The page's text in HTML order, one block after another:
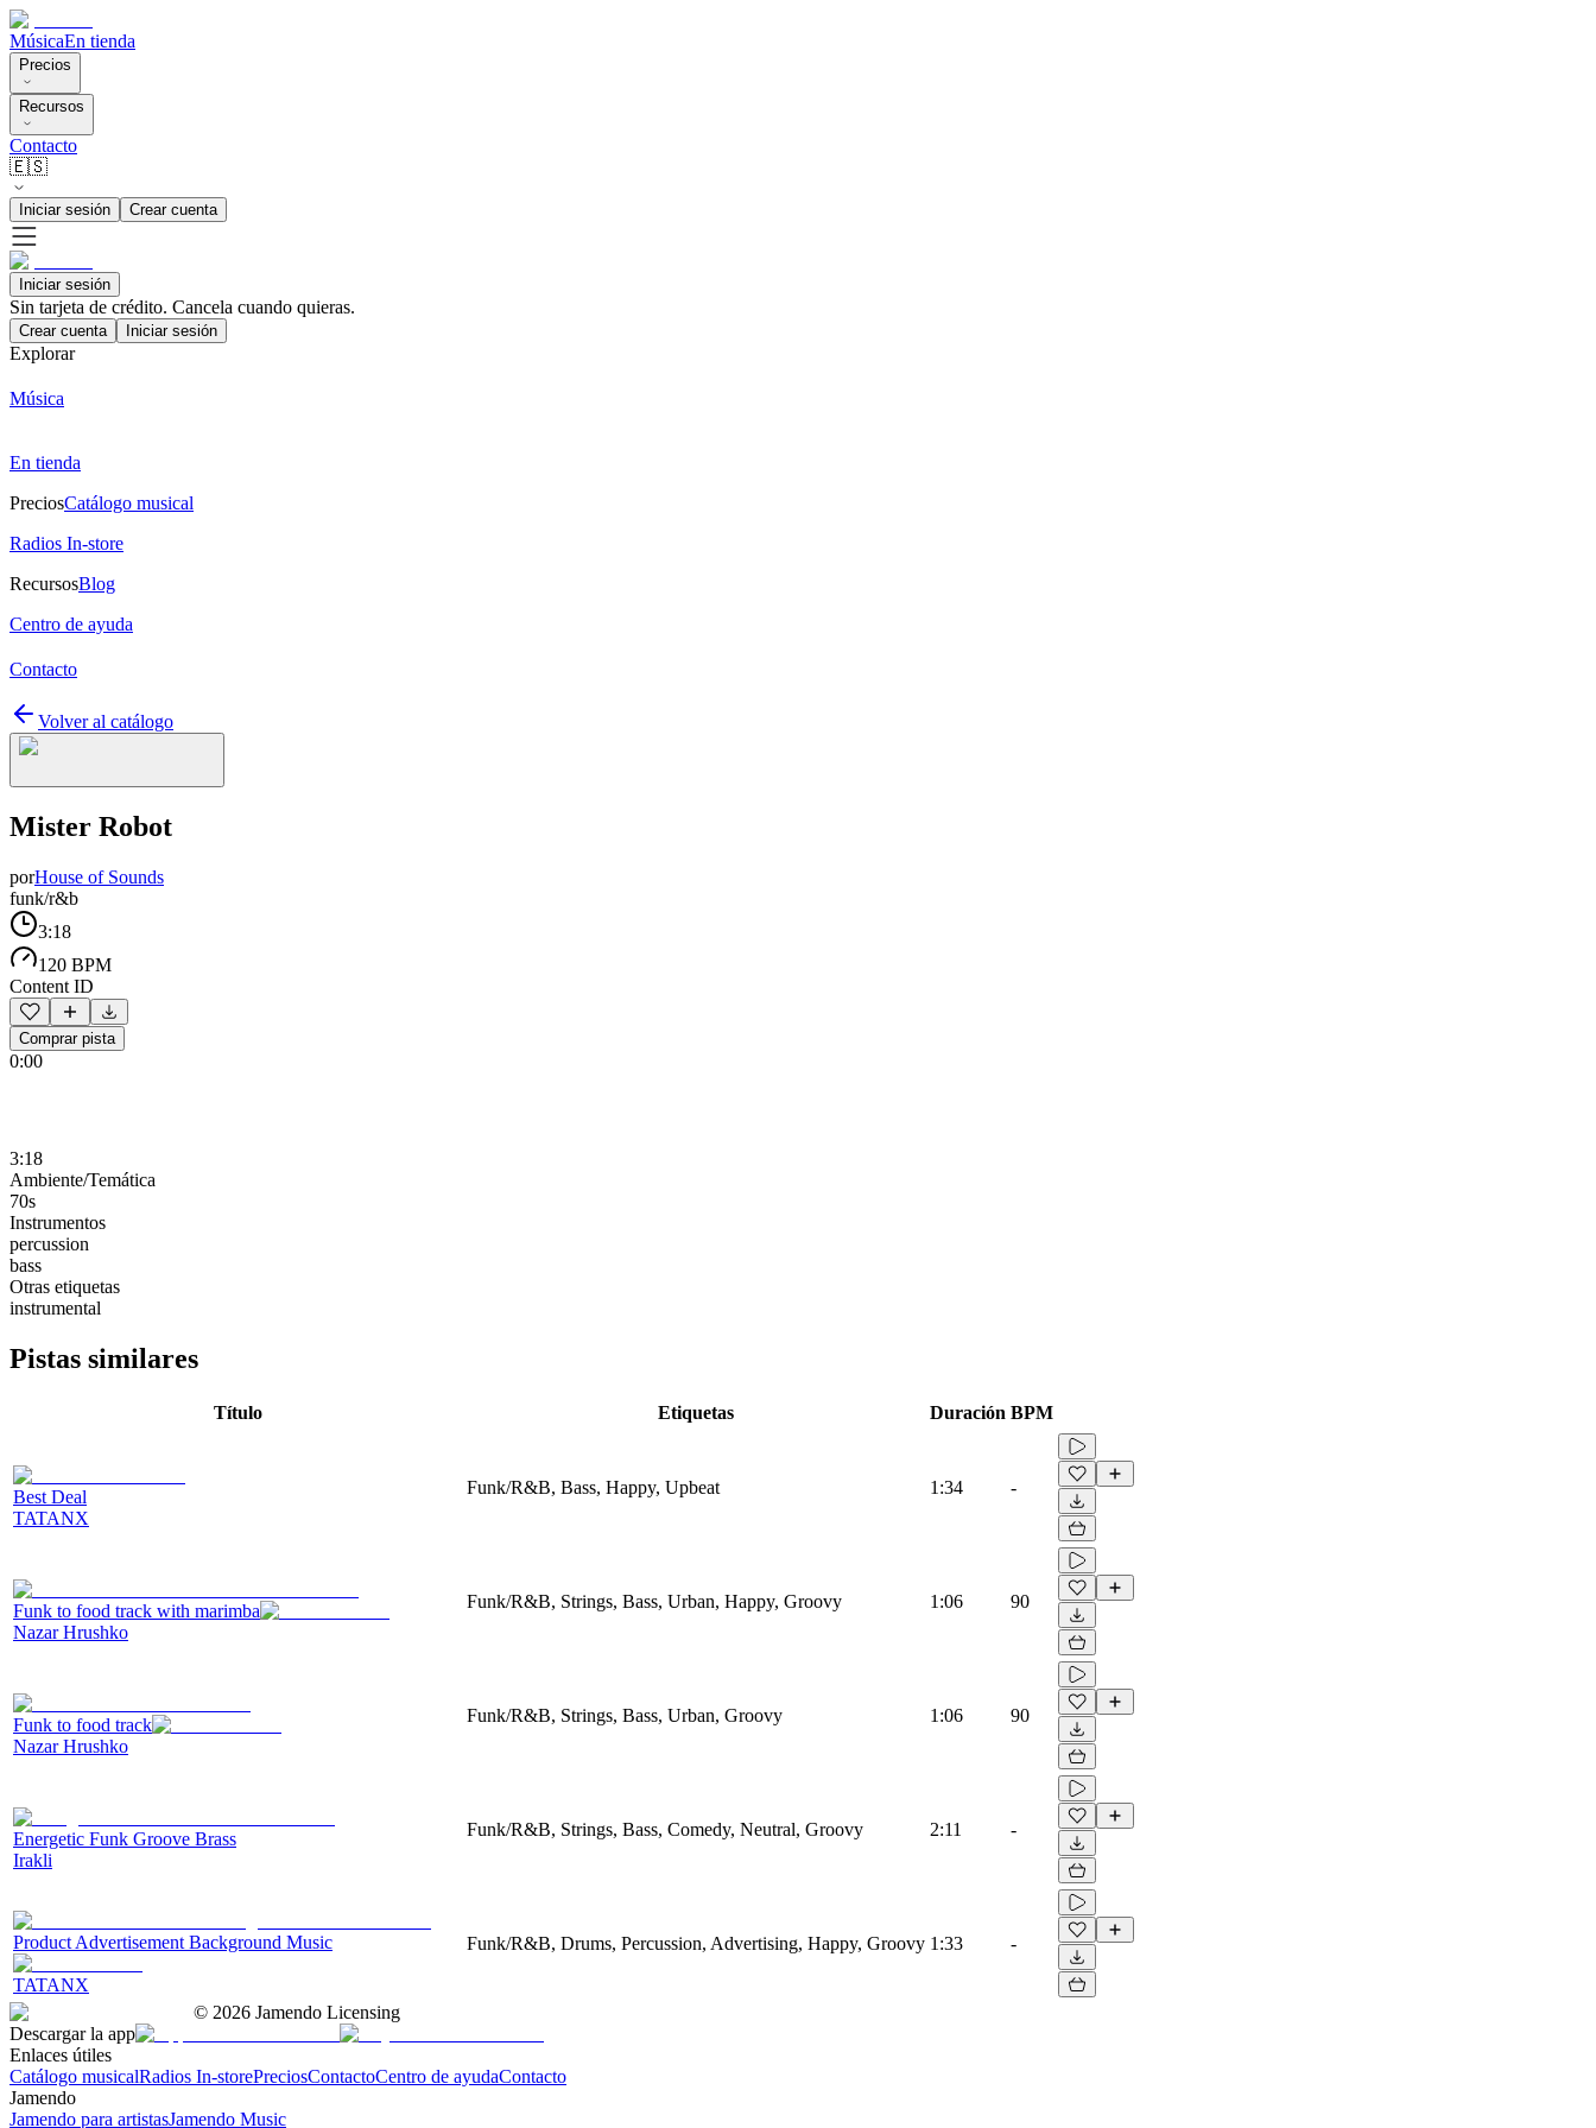
MúsicaEn tienda
Precios
Recursos
Contacto
🇪🇸
Iniciar sesión Crear cuenta
Iniciar sesión
Sin tarjeta de crédito. Cancela cuando quieras.
Crear cuenta Iniciar sesión
Explorar
Música
En tienda
PreciosCatálogo musical
Radios In-store
RecursosBlog
Centro de ayuda
Contacto
Volver al catálogo
Mister Robot
porHouse of Sounds
funk/r&b
3:18
120 BPM
Content ID
Comprar pista
0:00
3:18
Ambiente/Temática
70s
Instrumentos
percussion
bass
Otras etiquetas
instrumental
Pistas similares
Título Etiquetas Duración BPM
Best Deal
TATANX
Funk/R&B, Bass, Happy, Upbeat 1:34 -
Funk to food track with marimba
Nazar Hrushko
Funk/R&B, Strings, Bass, Urban, Happy, Groovy 1:06 90
Funk to food track
Nazar Hrushko
Funk/R&B, Strings, Bass, Urban, Groovy 1:06 90
Energetic Funk Groove Brass
Irakli
Funk/R&B, Strings, Bass, Comedy, Neutral, Groovy 2:11 -
Product Advertisement Background Music
TATANX
Funk/R&B, Drums, Percussion, Advertising, Happy, Groovy 1:33 -
© 2026 Jamendo Licensing
Descargar la app
Enlaces útiles
Catálogo musicalRadios In-storePreciosContactoCentro de ayudaContacto
Jamendo
Jamendo para artistasJamendo Music